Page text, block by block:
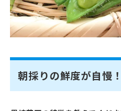
朝採りの鮮度が自慢！